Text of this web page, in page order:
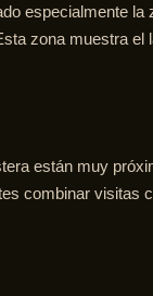
especialmente la
zona muestra
están muy
combinar visitas